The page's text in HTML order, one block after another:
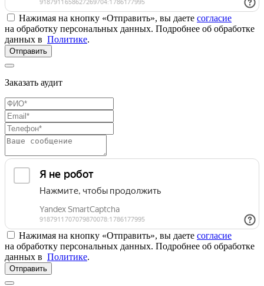
Нажимая на кнопку «Отправить», вы даете согласие
на обработку персональных данных. Подробнее об обработке
данных в Политике.
Отправить
Заказать аудит
Нажимая на кнопку «Отправить», вы даете согласие
на обработку персональных данных. Подробнее об обработке
данных в Политике.
Отправить